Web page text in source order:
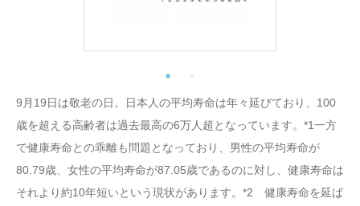
9月19日は敬老の日。日本人の平均寿命は年々延びており、100
歳を超える高齢者は過去最高の6万人超となっています。*1一方
で健康寿命との乖離も問題となっており、男性の平均寿命が
80.79歳、女性の平均寿命が87.05歳であるのに対し、健康寿命は
それより約10年短いという現状があります。*2 健康寿命を延ば